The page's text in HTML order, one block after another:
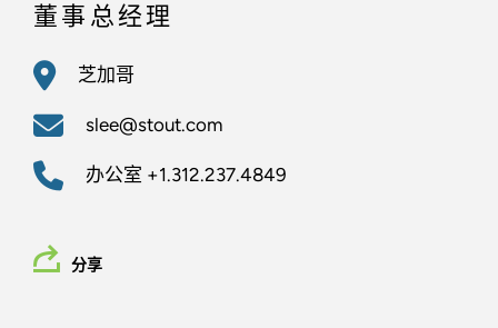
董事总经理
芝加哥
slee@stout.com
办公室 +1.312.237.4849
分享